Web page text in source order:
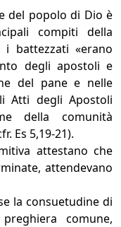
del popolo di Dio è
compiti della
i battezzati «erano
degli apostoli e
del pane e nelle
Atti degli Apostoli
della comunità
Es 5,19-21).
attestano che
attendevano
la consuetudine di
comune,